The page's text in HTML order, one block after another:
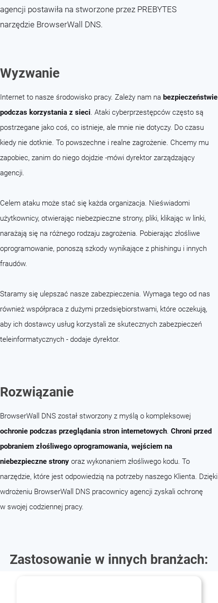
agencji postawiła na stworzone przez PREBYTES
narzędzie BrowserWall DNS.
Wyzwanie
Internet to nasze środowisko pracy. Zależy nam na bezpieczeństwie
podczas korzystania z sieci. Ataki cyberprzestępców często są
postrzegane jako coś, co istnieje, ale mnie nie dotyczy. Do czasu
kiedy nie dotknie. To powszechne i realne zagrożenie. Chcemy mu
zapobiec, zanim do niego dojdzie -mówi dyrektor zarządzający
agencji.
Celem ataku może stać się każda organizacja. Nieświadomi
użytkownicy, otwierając niebezpieczne strony, pliki, klikając w linki,
narażają się na różnego rodzaju zagrożenia. Pobierając złośliwe
oprogramowanie, ponoszą szkody wynikające z phishingu i innych
fraudów.
Staramy się ulepszać nasze zabezpieczenia. Wymaga tego od nas
również współpraca z dużymi przedsiębiorstwami, które oczekują,
aby ich dostawcy usług korzystali ze skutecznych zabezpieczeń
teleinformatycznych - dodaje dyrektor.
Rozwiązanie
BrowserWall DNS został stworzony z myślą o kompleksowej
ochronie podczas przeglądania stron internetowych. Chroni przed
pobraniem złośliwego oprogramowania, wejściem na
niebezpieczne strony oraz wykonaniem złośliwego kodu. To
narzędzie, które jest odpowiedzią na potrzeby naszego Klienta. Dzięki
wdrożeniu BrowserWall DNS pracownicy agencji zyskali ochronę
w swojej codziennej pracy.
Zastosowanie w innych branżach: